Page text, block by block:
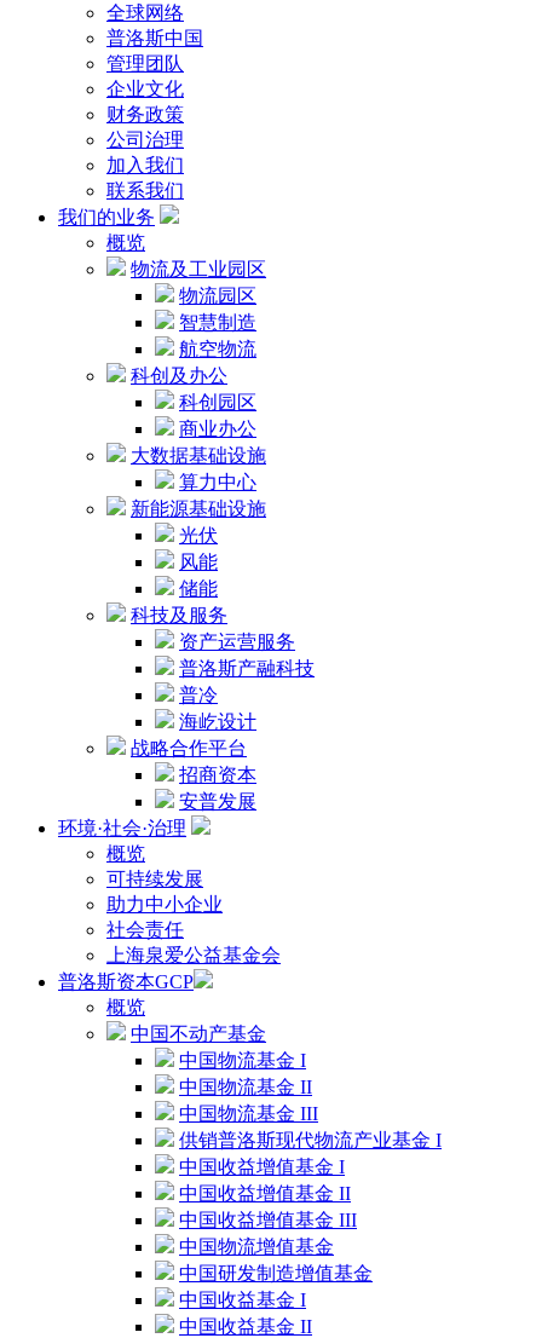
全球网络
普洛斯中国
管理团队
企业文化
财务政策
公司治理
加入我们
联系我们
我们的业务
概览
物流及工业园区
物流园区
智慧制造
航空物流
科创及办公
科创园区
商业办公
大数据基础设施
算力中心
新能源基础设施
光伏
风能
储能
科技及服务
资产运营服务
普洛斯产融科技
普冷
海屹设计
战略合作平台
招商资本
安普发展
环境·社会·治理
概览
可持续发展
助力中小企业
社会责任
上海泉爱公益基金会
普洛斯资本GCP
概览
中国不动产基金
中国物流基金 I
中国物流基金 II
中国物流基金 III
供销普洛斯现代物流产业基金 I
中国收益增值基金 I
中国收益增值基金 II
中国收益增值基金 III
中国物流增值基金
中国研发制造增值基金
中国收益基金 I
中国收益基金 II